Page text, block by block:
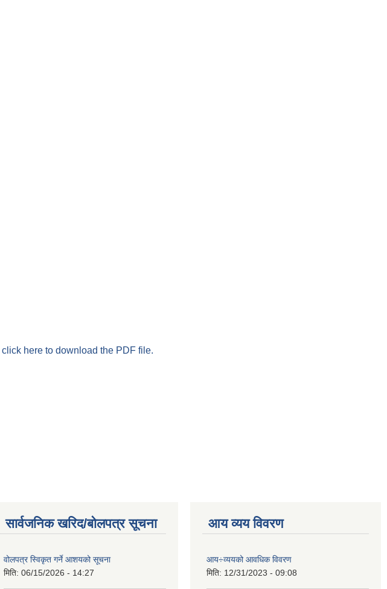
click here to download the PDF file.
सार्वजनिक खरिद/बोलपत्र सूचना
वोलपत्र स्विकृत गर्ने आशयको सूचना
मिति: 06/15/2026 - 14:27
आय व्यय विवरण
आय÷व्ययको आवधिक विवरण
मिति: 12/31/2023 - 09:08